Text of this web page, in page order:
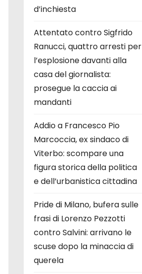
d’inchiesta
Attentato contro Sigfrido
Ranucci, quattro arresti per
l’esplosione davanti alla
casa del giornalista:
prosegue la caccia ai
mandanti
Addio a Francesco Pio
Marcoccia, ex sindaco di
Viterbo: scompare una
figura storica della politica
e dell’urbanistica cittadina
Pride di Milano, bufera sulle
frasi di Lorenzo Pezzotti
contro Salvini: arrivano le
scuse dopo la minaccia di
querela